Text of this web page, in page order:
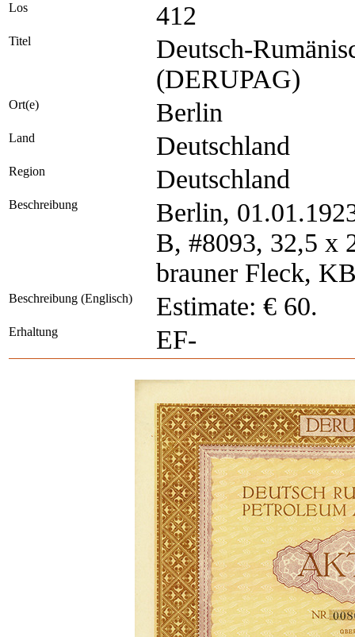
Los
412
Titel
Deutsch-
(DERUPAG)
Ort(e) Berlin
Land Deutschland
Region Deutschland
Beschreibung
Berlin,
B, #8093, 32,5 x
brauner Fleck,
Beschreibung (Englisch) Estimate: € 60.
Erhaltung EF-